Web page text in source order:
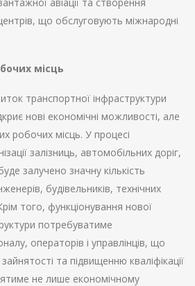
що обслуговують міжнародні
місць
транспортної інфраструктури
нові економічні можливості, але
робочих місць. У процесі
залізниць, автомобільних доріг,
залучено значну кількість
будівельників, технічних
Крім того, функціонування нової
потребуватиме
операторів і управлінців, що
та підвищенню кваліфікації
не лише економічному